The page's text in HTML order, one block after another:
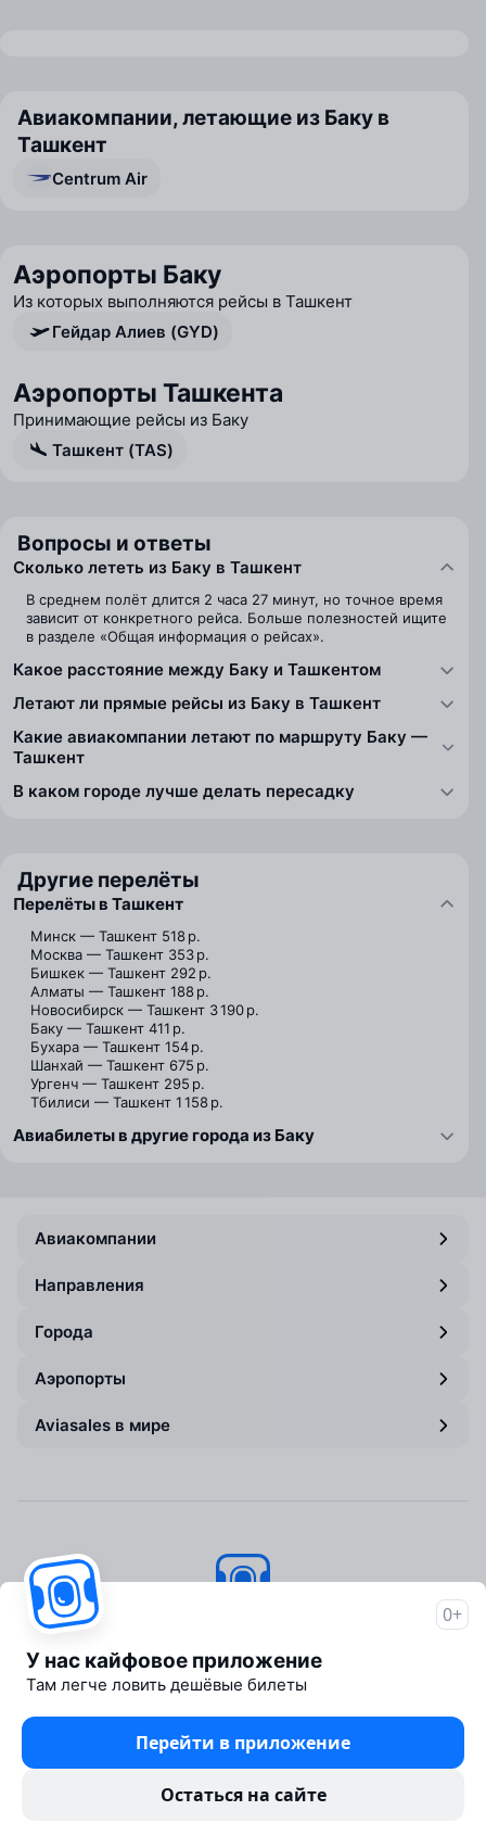
Авиакомпании, летающие из Баку в
Ташкент
Centrum Air
Аэропорты Баку
Из которых выполняются рейсы в Ташкент
Гейдар Алиев (GYD)
Аэропорты Ташкента
Принимающие рейсы из Баку
Ташкент (TAS)
Вопросы и ответы
Сколько лететь из Баку в Ташкент
В среднем полёт длится 2 часа 27 минут, но точное время
зависит от конкретного рейса. Больше полезностей ищите
в разделе «Общая информация о рейсах».
Какое расстояние между Баку и Ташкентом
Летают ли прямые рейсы из Баку в Ташкент
Какие авиакомпании летают по маршруту Баку —
Ташкент
В каком городе лучше делать пересадку
Другие перелёты
Перелёты в Ташкент
Минск — Ташкент 518 р.
Москва — Ташкент 353 р.
Бишкек — Ташкент 292 р.
Алматы — Ташкент 188 р.
Новосибирск — Ташкент 3 190 р.
Баку — Ташкент 411 р.
Бухара — Ташкент 154 р.
Шанхай — Ташкент 675 р.
Ургенч — Ташкент 295 р.
Тбилиси — Ташкент 1 158 р.
Авиабилеты в другие города из Баку
Авиакомпании
Направления
Города
Аэропорты
Aviasales в мире
Об Авиасейлс
Пресс‑центр
Travelpayouts
Партнёрская программа
0+
У нас кайфовое приложение
Там легче ловить дешёвые билеты
Перейти в приложение
Остаться на сайте